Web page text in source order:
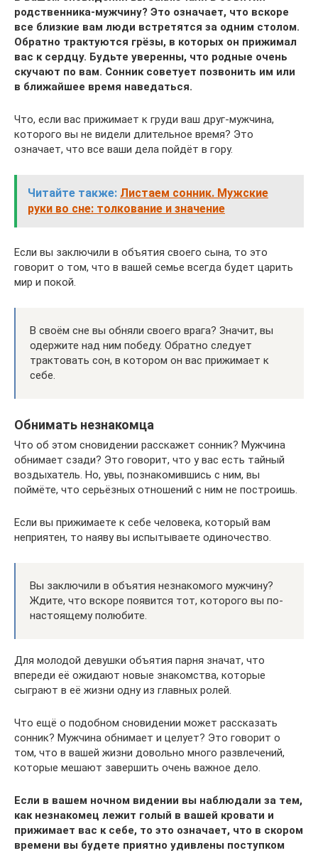
родственника-мужчину? Это означает, что вскоре
все близкие вам люди встретятся за одним столом.
Обратно трактуются грёзы, в которых он прижимал
вас к сердцу. Будьте уверенны, что родные очень
скучают по вам. Сонник советует позвонить им или
в ближайшее время наведаться.
Что, если вас прижимает к груди ваш друг-мужчина,
которого вы не видели длительное время? Это
означает, что все ваши дела пойдёт в гору.
Читайте также: Листаем сонник. Мужские
руки во сне: толкование и значение
Если вы заключили в объятия своего сына, то это
говорит о том, что в вашей семье всегда будет царить
мир и покой.
В своём сне вы обняли своего врага? Значит, вы
одержите над ним победу. Обратно следует
трактовать сон, в котором он вас прижимает к
себе.
Обнимать незнакомца
Что об этом сновидении расскажет сонник? Мужчина
обнимает сзади? Это говорит, что у вас есть тайный
воздыхатель. Но, увы, познакомившись с ним, вы
поймёте, что серьёзных отношений с ним не построишь.
Если вы прижимаете к себе человека, который вам
неприятен, то наяву вы испытываете одиночество.
Вы заключили в объятия незнакомого мужчину?
Ждите, что вскоре появится тот, которого вы по-
настоящему полюбите.
Для молодой девушки объятия парня значат, что
впереди её ожидают новые знакомства, которые
сыграют в её жизни одну из главных ролей.
Что ещё о подобном сновидении может рассказать
сонник? Мужчина обнимает и целует? Это говорит о
том, что в вашей жизни довольно много развлечений,
которые мешают завершить очень важное дело.
Если в вашем ночном видении вы наблюдали за тем,
как незнакомец лежит голый в вашей кровати и
прижимает вас к себе, то это означает, что в скором
времени вы будете приятно удивлены поступком